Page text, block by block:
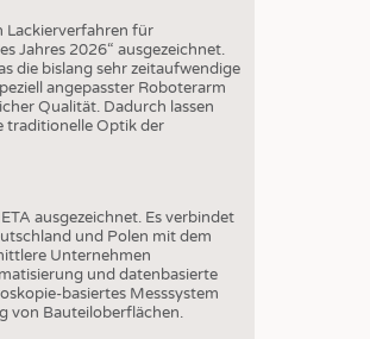
Lackierverfahren für
Jahres 2026“ ausgezeichnet.
die bislang sehr zeitaufwendige
angepasster Roboterarm
Qualität. Dadurch lassen
traditionelle Optik der
ausgezeichnet. Es verbindet
und Polen mit dem
Unternehmen
und datenbasierte
basiertes Messsystem
von Bauteiloberflächen.